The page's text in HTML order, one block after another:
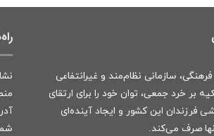
سازمانی نظام‌مند و غیرانتفاعی
بر خرد جمعی، توان خود را برای ارتقای
فرزندان این کشور و ایجاد آینده‌ای
صرف می‌کند.
منطقه ۳، خیابان